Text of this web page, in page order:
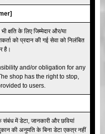
क्षति के लिए जिम्मेदार और/या
को प्रदान की गई सेवा को निलंबित
है।
and/or obligation for any
shop has the right to stop,
to users.
संबंध में डेटा, जानकारी और छवियां
की अनुमति के बिना डेटा एकत्र नहीं